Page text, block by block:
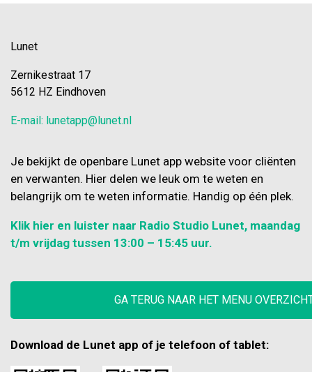
Lunet
Zernikestraat 17
5612 HZ Eindhoven
E-mail: lunetapp@lunet.nl
Je bekijkt de openbare Lunet app website voor cliënten
en verwanten. Hier delen we leuk om te weten en
belangrijk om te weten informatie. Handig op één plek.
Klik hier en luister naar Radio Studio Lunet, maandag
t/m vrijdag tussen 13:00 – 15:45 uur.
GA TERUG NAAR HET MENU
Download de Lunet app of je telefoon of tablet: